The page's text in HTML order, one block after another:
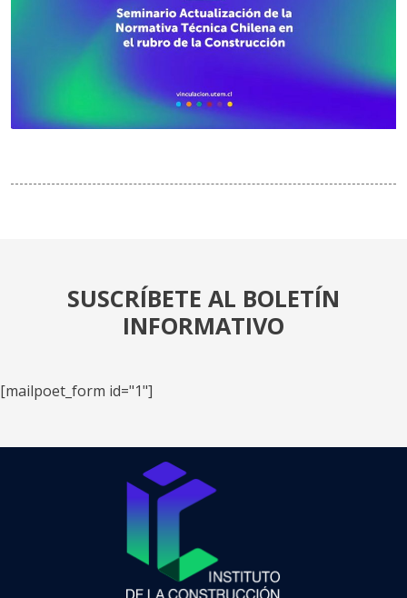
SUSCRÍBETE AL BOLETÍN
INFORMATIVO
[mailpoet_form id="1"]